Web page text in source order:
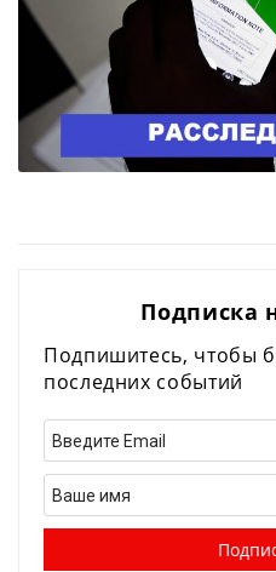
Подписка
Подпишитесь, чтобы
последних событий